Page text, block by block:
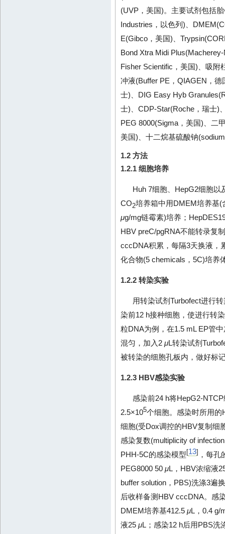
(UVP，美国)。主要试剂包括
Industries，以色列)、
E(Gibco，美国)、
Bond Xtra Midi
Fisher Scientific，美国)、吸附
冲液(Buffer PE，QIAGEN，
士)、DIG Easy Hyb
士)、CDP-Star(Roche，瑞士)
PEG 8000(Sigma，美国)、二
美国)、十二烷基硫酸钠
1.2 方法
1.2.1 细胞培养
Huh 7细胞、HepG2细胞
CO2培养箱中用DMEM培养基(
μg/mg链霉素)培养；
HBV preC/pgRNA不能转录复
cccDNA积累，每隔3天换液，
化合物(5 chemicals，5C)培养
1.2.2 转染实验
用转染试剂Turbofect进行
染前12 h接种细胞，使进行转
粒DNA为例，在1.5 mL EP管
混匀，加入2 μL转染试剂
被转染的细胞孔板内，做好标
1.2.3 HBV感染实验
感染前24 h将HepG2-
2.5×105个细胞。感染时所用的
细胞(受Dox调控的HBV复制细
感染复数(multiplicity of
PHH-5C的感染模型 [13] ，每
PEG8000 50 μL，HBV浓缩液
buffer solution，PBS)洗涤3遍
后收样备测HBV cccDNA。感
DMEM培养基412.5 μL，0.4 g/
液25 μL；感染12 h后用PBS洗